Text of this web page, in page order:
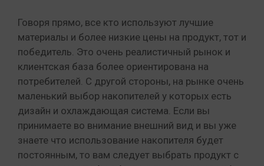
Говоря прямо, все кто используют лучшие
материалы и более низкие цены на продукт, тот и
победитель. Это очень реалистичный рынок и
клиентская база более ориентирована на
потребителей. С другой стороны, на рынке очень
маленький выбор накопителей у которых есть
дизайн и охлаждающая система. Если вы
принимаете во внимание внешний вид и вы уже
знаете что использование накопителя будет
постоянным, то вам следует выбрать продукт с